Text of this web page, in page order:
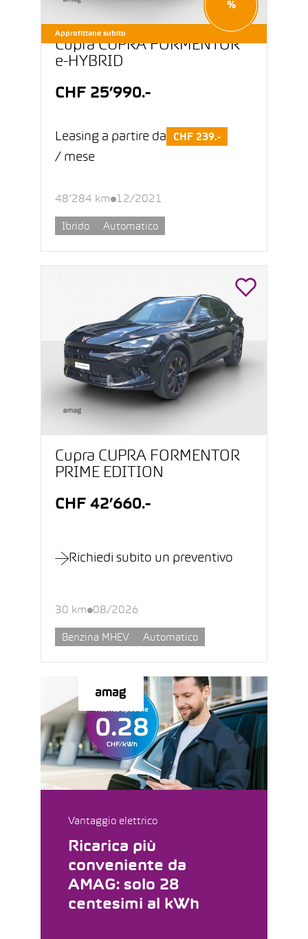
Approfittane subito
%
Cupra CUPRA FORMENTOR
e-HYBRID
CHF 25’990.-
Leasing a partire da CHF 239.-
/ mese
48’284 km 12/2021
Ibrido Automatico
Cupra CUPRA FORMENTOR
PRIME EDITION
CHF 42’660.-
Richiedi subito un preventivo
30 km 08/2026
Benzina MHEV Automatico
Vantaggio elettrico
Ricarica più
conveniente da
AMAG: solo 28
centesimi al kWh